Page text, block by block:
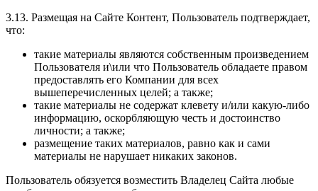
3.13. Размещая на Сайте Контент, Пользователь подтверждает,
что:
такие материалы являются собственным произведением
Пользователя и\или что Пользователь обладаете правом
предоставлять его Компании для всех
вышеперечисленных целей; а также;
такие материалы не содержат клевету и/или какую-либо
информацию, оскорбляющую честь и достоинство
личности; а также;
размещение таких материалов, равно как и сами
материалы не нарушает никаких законов.
Пользователь обязуется возместить Владелец Сайта любые